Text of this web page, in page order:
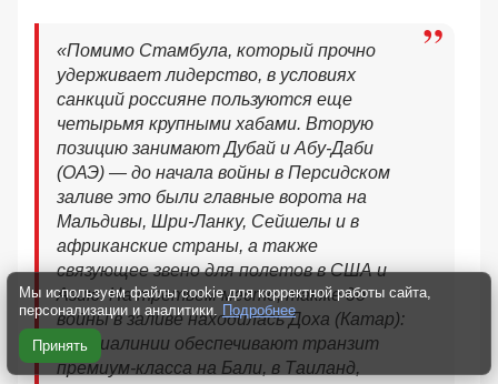
«Помимо Стамбула, который прочно
удерживает лидерство, в условиях
санкций россияне пользуются еще
четырьмя крупными хабами. Вторую
позицию занимают Дубай и Абу-Даби
(ОАЭ) — до начала войны в Персидском
заливе это были главные ворота на
Мальдивы, Шри-Ланку, Сейшелы и в
африканские страны, а также
связующее звено для полетов в США и
Азию. На третьем месте, также до
войны в заливе находилась Доха (Катар):
ее авиалинии обеспечивают транзит
премиум-класса на Бали, в Таиланд,
Мы используем файлы cookie для корректной работы сайта,
персонализации и аналитики. Подробнее
Принять